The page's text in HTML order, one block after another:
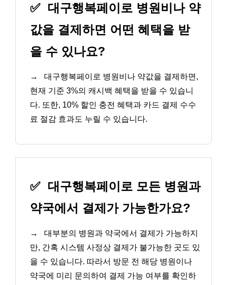
✅ 대구행복페이로 병원비나 약
값을 결제하면 어떤 혜택을 받
을 수 있나요?
→
대구행복페이로 병원비나 약값을 결제하면,
현재 기준 3%의 캐시백 혜택을 받을 수 있습니
다. 또한, 10% 할인 충전 혜택과 카드 결제 수수
료 절감 효과도 누릴 수 있습니다.
✅ 대구행복페이로 모든 병원과
약국에서 결제가 가능한가요?
→
대부분의 병원과 약국에서 결제가 가능하지
만, 간혹 시스템 사정상 결제가 불가능한 곳도 있
을 수 있습니다. 따라서 방문 전 해당 병원이나
약국에 미리 문의하여 결제 가능 여부를 확인하